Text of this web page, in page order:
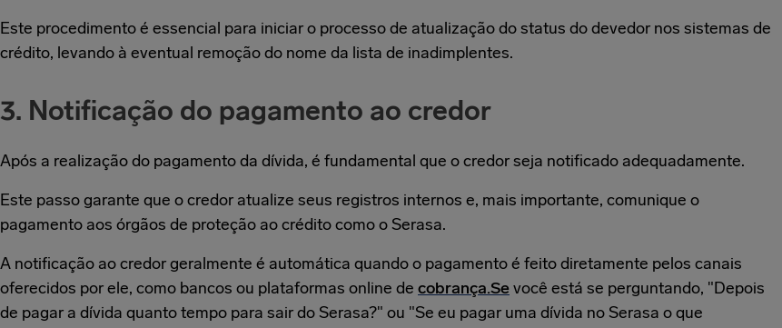
Este procedimento é essencial para iniciar o processo de atualização do status do devedor nos sistemas de
crédito, levando à eventual remoção do nome da lista de inadimplentes.
3. Notificação do pagamento ao credor
Após a realização do pagamento da dívida, é fundamental que o credor seja notificado adequadamente.
Este passo garante que o credor atualize seus registros internos e, mais importante, comunique o
pagamento aos órgãos de proteção ao crédito como o Serasa.
A notificação ao credor geralmente é automática quando o pagamento é feito diretamente pelos canais
oferecidos por ele, como bancos ou plataformas online de cobrança.Sevocê está se perguntando, "Depois
de pagar a dívida quanto tempo para sair do Serasa?" ou "Se eu pagar uma dívida no Serasa o que